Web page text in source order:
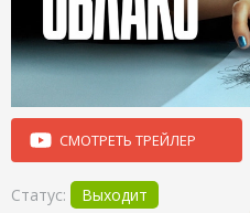
СМОТРЕТЬ ТРЕЙЛЕР
Статус:
Выходит